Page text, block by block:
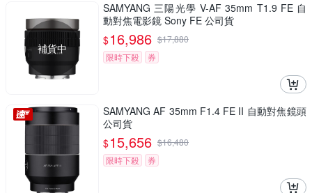
補貨中
SAMYANG 三陽光學 V-AF 35mm T1.9 FE 自
動對焦電影鏡 Sony FE 公司貨
$16,986 $17,880
限時下殺
券
SAMYANG AF 35mm F1.4 FE II 自動對焦鏡頭
公司貨
$15,656 $16,480
限時下殺
券